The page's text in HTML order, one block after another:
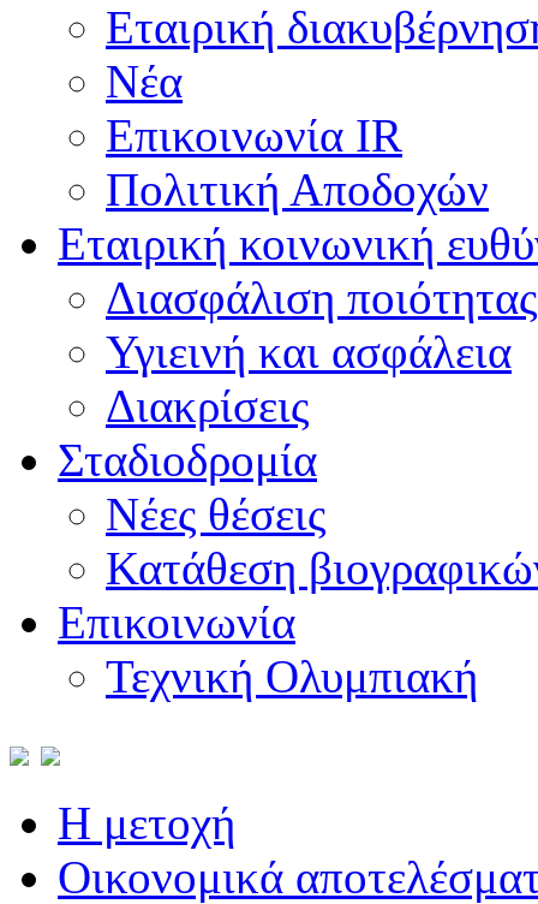
Εταιρική
Νέα
Επικοινωνία IR
Πολιτική Αποδοχών
Εταιρική κοινωνική
Διασφάλιση ποιότητας
Υγιεινή και ασφάλεια
Διακρίσεις
Σταδιοδρομία
Νέες θέσεις
Κατάθεση
Επικοινωνία
Τεχνική Ολυμπιακή
Η μετοχή
Οικονομικά